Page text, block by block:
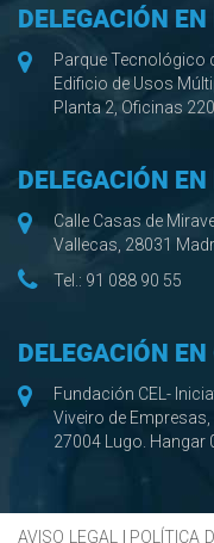
DELEGACIÓN EN
Parque Tecnológico
Edificio de Usos
Planta 2, Oficinas
DELEGACIÓN
Calle Casas de
Vallecas, 28031
Tel.: 91 088 90 55
DELEGACIÓN
Fundación CEL-
Viveiro de
27004 Lugo. Hangar
AVISO LEGAL| POLÍTICA